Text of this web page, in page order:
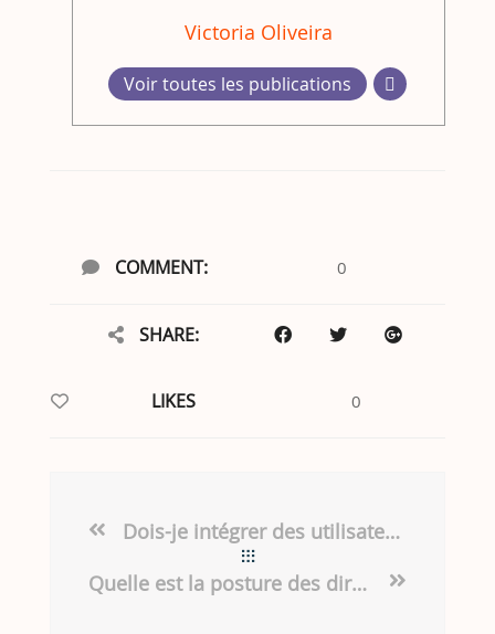
Victoria Oliveira
Voir toutes les publications
COMMENT: 0
SHARE:
LIKES 0
Dois-je intégrer des utilisateurs clefs dans l’équipe de conception ?
Quelle est la posture des dirigeants « exceptionnels »? Jim Collins, Goood to Great